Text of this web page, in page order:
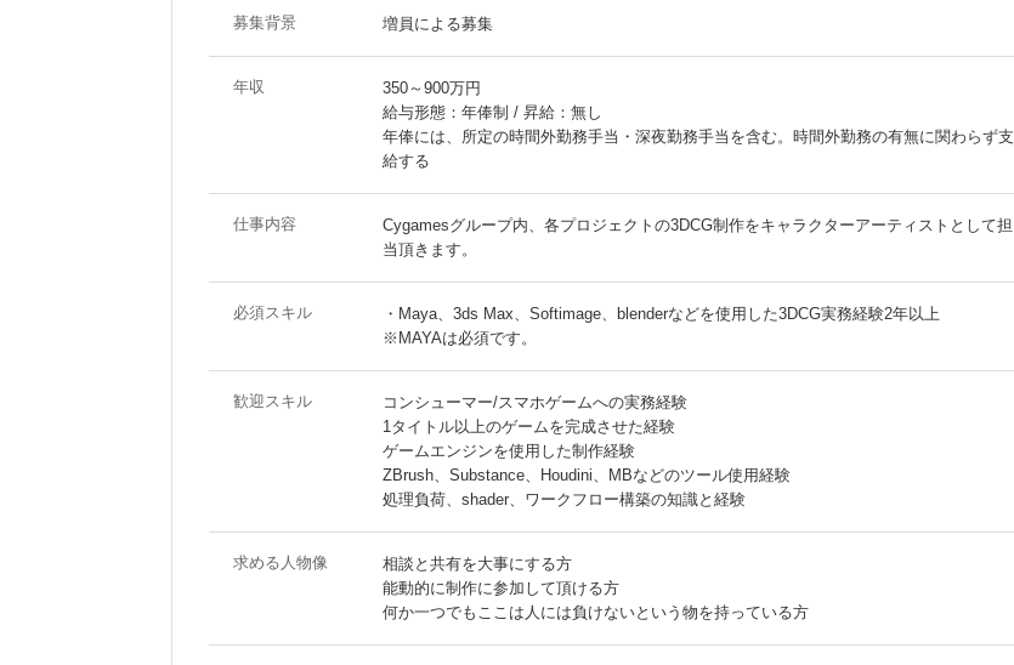
募集背景 増員による募集
年収
350～900万円
給与形態：年俸制 / 昇給：無し
年俸には、所定の時間外勤務手当・深夜勤務手当を含む。時間外勤務の有無に関わらず支
給する
仕事内容
Cygamesグループ内、各プロジェクトの3DCG制作をキャラクターアーティストとして担
当頂きます。
必須スキル
・Maya、3ds Max、Softimage、blenderなどを使用した3DCG実務経験2年以上
※MAYAは必須です。
歓迎スキル
コンシューマー/スマホゲームへの実務経験
1タイトル以上のゲームを完成させた経験
ゲームエンジンを使用した制作経験
ZBrush、Substance、Houdini、MBなどのツール使用経験
処理負荷、shader、ワークフロー構築の知識と経験
求める人物像
相談と共有を大事にする方
能動的に制作に参加して頂ける方
何か一つでもここは人には負けないという物を持っている方